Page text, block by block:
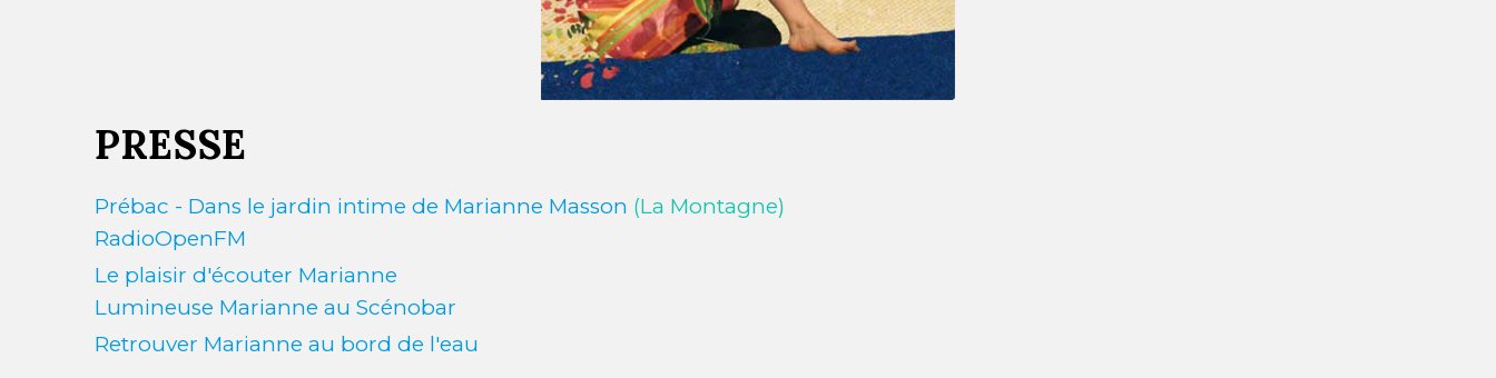
PRESSE
Prébac - Dans le jardin intime de Marianne Masson (La Montagne)
RadioOpenFM
Le plaisir d'écouter Marianne
Lumineuse Marianne au Scénobar
Retrouver Marianne au bord de l'eau